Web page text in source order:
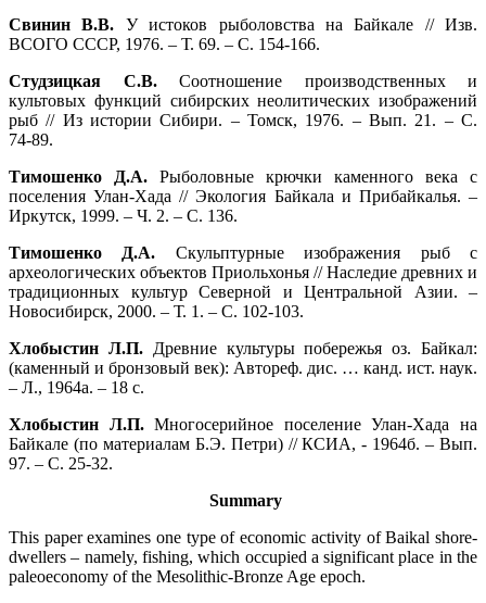
Свинин В.В. У истоков рыболовства на Байкале // Изв.
ВСОГО СССР, 1976. – Т. 69. – С. 154‑166.
Студзицкая С.В.Соотношение производственных и
культовых функций сибирских неолитических изображений
рыб // Из истории Сибири. – Томск, 1976. – Вып. 21. – С.
74‑89.
Тимошенко Д.А. Рыболовные крючки каменного века с
поселения Улан-Хада // Экология Байкала и Прибайкалья. –
Иркутск, 1999. – Ч. 2. – С. 136.
Тимошенко Д.А. Скульптурные изображения рыб с
археологических объектов Приольхонья // Наследие древних и
традиционных культур Северной и Центральной Азии. –
Новосибирск, 2000. – Т. 1. – С. 102‑103.
Хлобыстин Л.П.Древние культуры побережья оз. Байкал:
(каменный и бронзовый век): Автореф. дис. … канд. ист. наук.
– Л., 1964а. – 18 с.
Хлобыстин Л.П.Многосерийное поселение Улан-Хада на
Байкале (по материалам Б.Э. Петри) // КСИА, ‑ 1964б. – Вып.
97. – С. 25‑32.
Summary
This paper examines one type of economic activity of Baikal shore-
dwellers – namely, fishing, which occupied a significant place in the
paleoeconomy of the Mesolithic-Bronze Age epoch.